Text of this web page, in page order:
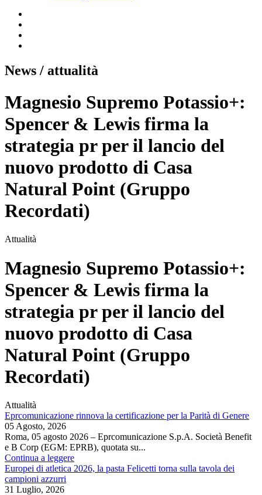
News / attualità
Magnesio Supremo Potassio+:
Spencer & Lewis firma la
strategia pr per il lancio del
nuovo prodotto di Casa
Natural Point (Gruppo
Recordati)
Attualità
Magnesio Supremo Potassio+:
Spencer & Lewis firma la
strategia pr per il lancio del
nuovo prodotto di Casa
Natural Point (Gruppo
Recordati)
Attualità
Eprcomunicazione rinnova la certificazione per la Parità di Genere
05 Agosto, 2026
Roma, 05 agosto 2026 – Eprcomunicazione S.p.A. Società Benefit
e B Corp (EGM: EPRB), quotata su...
Continua a leggere
Europei di atletica 2026, la pasta Felicetti torna sulla tavola dei
campioni azzurri
31 Luglio, 2026